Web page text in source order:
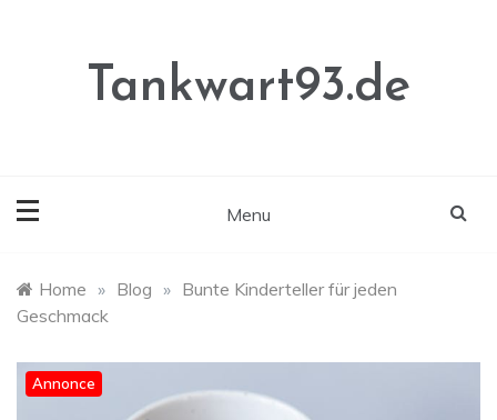
Tankwart93.de
Menu
Home » Blog » Bunte Kinderteller für jeden
Geschmack
Annonce